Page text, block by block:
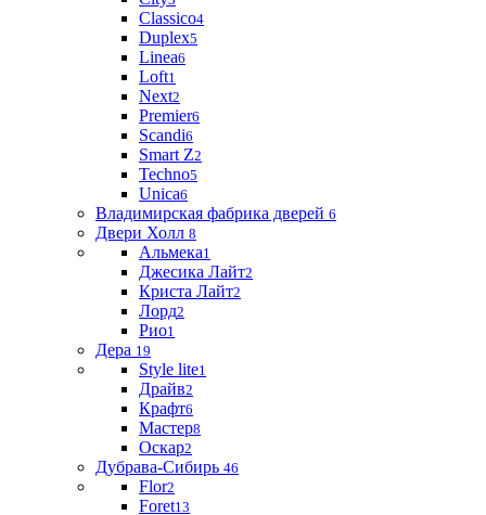
Classico4
Duplex5
Linea6
Loft1
Next2
Premier6
Scandi6
Smart Z2
Techno5
Unica6
Владимирская фабрика дверей 6
Двери Холл 8
Альмека1
Джесика Лайт2
Криста Лайт2
Лорд2
Рио1
Дера 19
Style lite1
Драйв2
Крафт6
Мастер8
Оскар2
Дубрава-Сибирь 46
Flor2
Foret13